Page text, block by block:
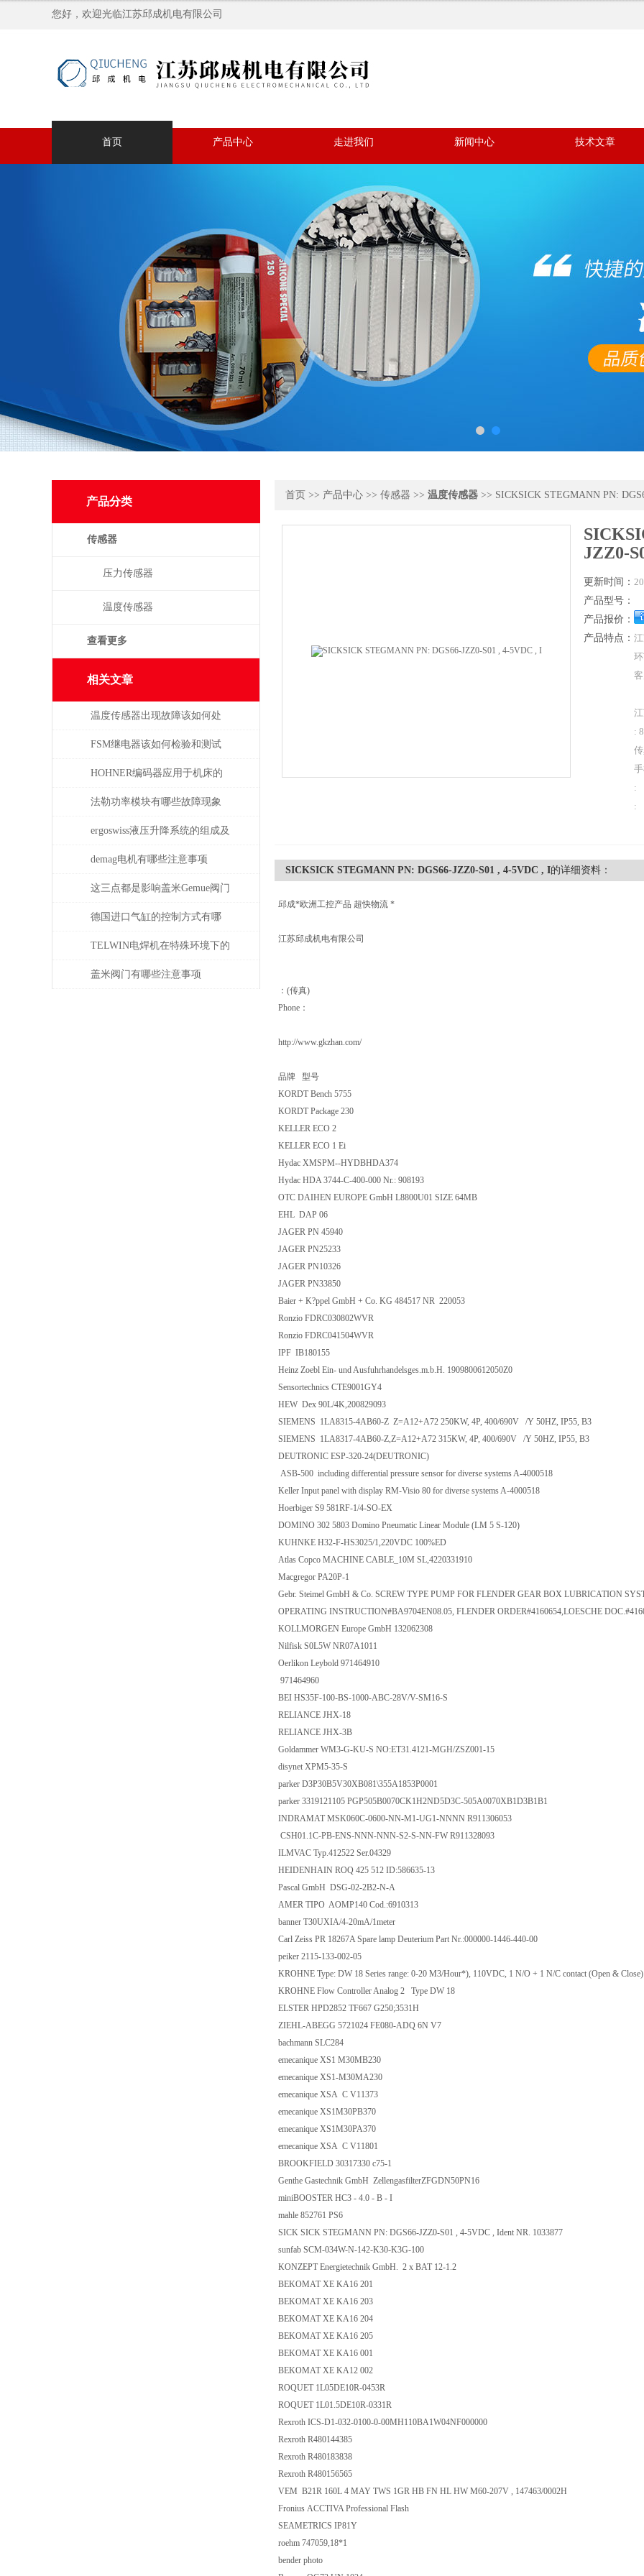
您好，欢迎光临江苏邱成机电有限公司
首页 产品中心 走进我们 新闻中心 技术文章
产品分类
传感器
压力传感器
温度传感器
查看更多
相关文章
温度传感器出现故障该如何处
理
FSM继电器该如何检验和测试
HOHNER编码器应用于机床的
位移测量和主轴控制
法勒功率模块有哪些故障现象
需要检查
ergoswiss液压升降系统的组成及
其作用
demag电机有哪些注意事项
这三点都是影响盖米Gemue阀门
价格的主要因素
德国进口气缸的控制方式有哪
些？
TELWIN电焊机在特殊环境下的
适用性如何？
盖米阀门有哪些注意事项
首页 >> 产品中心 >> 传感器 >> 温度传感器 >> SICKSICK STEGMANN PN:
JZZ0-
更新时间：
产品型号：
产品报价：
产品特点：
:
:
:
SICKSICK STEGMANN PN: DGS66-JZZ0-S01 , 4-5VDC , I的详细资料：
邱成*欧洲工控产品 超快物流 *
江苏邱成机电有限公司
：(传真)
Phone：
http://www.gkzhan.com/
品牌 型号
KORDT Bench 5755
KORDT Package 230
KELLER ECO 2
KELLER ECO 1 Ei
Hydac XMSPM--HYDBHDA374
Hydac HDA 3744-C-400-000 Nr.: 908193
OTC DAIHEN EUROPE GmbH L8800U01 SIZE 64MB
EHL DAP 06
JAGER PN 45940
JAGER PN25233
JAGER PN10326
JAGER PN33850
Baier + K?ppel GmbH + Co. KG 484517 NR 220053
Ronzio FDRC030802WVR
Ronzio FDRC041504WVR
IPF IB180155
Heinz Zoebl Ein- und Ausfuhrhandelsges.m.b.H. 1909800612050Z0
Sensortechnics CTE9001GY4
HEW Dex 90L/4K,200829093
SIEMENS 1LA8315-4AB60-Z Z=A12+A72 250KW, 4P, 400/690V /Y 50HZ, IP55, B3
SIEMENS 1LA8317-4AB60-Z,Z=A12+A72 315KW, 4P, 400/690V /Y 50HZ, IP55, B3
DEUTRONIC ESP-320-24(DEUTRONIC)
ASB-500 including differential pressure sensor for diverse systems A-4000518
Keller Input panel with display RM-Visio 80 for diverse systems A-4000518
Hoerbiger S9 581RF-1/4-SO-EX
DOMINO 302 5803 Domino Pneumatic Linear Module (LM 5 S-120)
KUHNKE H32-F-HS3025/1,220VDC 100%ED
Atlas Copco MACHINE CABLE_10M SL,4220331910
Macgregor PA20P-1
Gebr. Steimel GmbH & Co. SCREW TYPE PUMP FOR FLENDER GEAR BOX LUBRICATION
OPERATING INSTRUCTION#BA9704EN08.05, FLENDER ORDER#4160654,LOESCHE
KOLLMORGEN Europe GmbH 132062308
Nilfisk S0L5W NR07A1011
Oerlikon Leybold 971464910
971464960
BEI HS35F-100-BS-1000-ABC-28V/V-SM16-S
RELIANCE JHX-18
RELIANCE JHX-3B
Goldammer WM3-G-KU-S NO:ET31.4121-MGH/ZSZ001-15
disynet XPM5-35-S
parker D3P30B5V30XB081\355A1853P0001
parker 3319121105 PGP505B0070CK1H2ND5D3C-505A0070XB1D3B1B1
INDRAMAT MSK060C-0600-NN-M1-UG1-NNNN R911306053
CSH01.1C-PB-ENS-NNN-NNN-S2-S-NN-FW R911328093
ILMVAC Typ.412522 Ser.04329
HEIDENHAIN ROQ 425 512 ID:586635-13
Pascal GmbH DSG-02-2B2-N-A
AMER TIPO AOMP140 Cod.:6910313
banner T30UXIA/4-20mA/1meter
Carl Zeiss PR 18267A Spare lamp Deuterium Part Nr.:000000-1446-440-00
peiker 2115-133-002-05
KROHNE Type: DW 18 Series range: 0-20 M3/Hour*), 110VDC, 1 N/O + 1 N/C contact (Open & Close)
KROHNE Flow Controller Analog 2 Type DW 18
ELSTER HPD2852 TF667 G250;3531H
ZIEHL-ABEGG 5721024 FE080-ADQ 6N V7
bachmann SLC284
emecanique XS1 M30MB230
emecanique XS1-M30MA230
emecanique XSA C V11373
emecanique XS1M30PB370
emecanique XS1M30PA370
emecanique XSA C V11801
BROOKFIELD 30317330 c75-1
Genthe Gastechnik GmbH ZellengasfilterZFGDN50PN16
miniBOOSTER HC3 - 4.0 - B - I
mahle 852761 PS6
SICK SICK STEGMANN PN: DGS66-JZZ0-S01 , 4-5VDC , Ident NR. 1033877
sunfab SCM-034W-N-142-K30-K3G-100
KONZEPT Energietechnik GmbH. 2 x BAT 12-1.2
BEKOMAT XE KA16 201
BEKOMAT XE KA16 203
BEKOMAT XE KA16 204
BEKOMAT XE KA16 205
BEKOMAT XE KA16 001
BEKOMAT XE KA12 002
ROQUET 1L05DE10R-0453R
ROQUET 1L01.5DE10R-0331R
Rexroth ICS-D1-032-0100-0-00MH110BA1W04NF000000
Rexroth R480144385
Rexroth R480183838
Rexroth R480156565
VEM B21R 160L 4 MAY TWS 1GR HB FN HL HW M60-207V , 147463/0002H
Fronius ACCTIVA Professional Flash
SEAMETRICS IP81Y
roehm 747059,18*1
bender photo